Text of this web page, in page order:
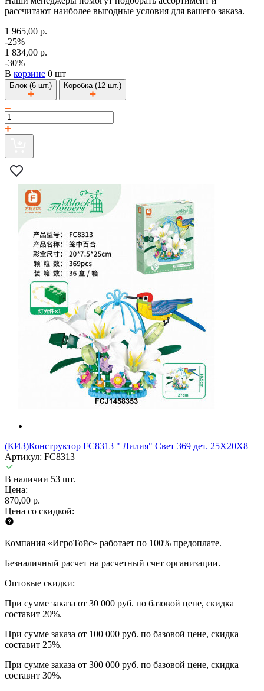
рассчитают наиболее выгодные условия для вашего заказа.
1 965,00 р.
-25%
1 834,00 р.
-30%
В корзине 0 шт
Блок (6 шт.) Коробка (12 шт.)
(КИЗ)Конструктор FC8313 " Лилия" Свет 369 дет. 25X20X8
Артикул: FC8313
В наличии 53 шт.
Цена:
870,00 р.
Цена со скидкой:
Компания «ИгроТойс» работает по 100% предоплате.
Безналичный расчет на расчетный счет организации.
Оптовые скидки:
При сумме заказа от 30 000 руб. по базовой цене, скидка
составит 20%.
При сумме заказа от 100 000 руб. по базовой цене, скидка
составит 25%.
При сумме заказа от 300 000 руб. по базовой цене, скидка
составит 30%.